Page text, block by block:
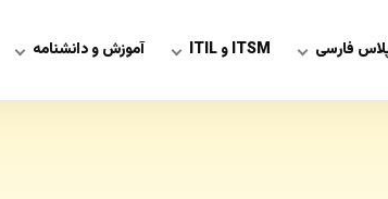
فارسی ITSM و ITIL آموزش و دانشنامه